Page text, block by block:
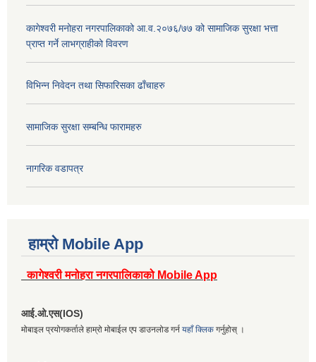
कागेश्वरी मनोहरा नगरपालिकाको आ.व.२०७६/७७ को सामाजिक सुरक्षा भत्ता
प्राप्त गर्ने लाभग्राहीको विवरण
विभिन्न निवेदन तथा सिफारिसका ढाँचाहरु
सामाजिक सुरक्षा सम्बन्धि फारामहरु
नागरिक वडापत्र
हाम्रो Mobile App
कागेश्वरी मनोहरा नगरपालिकाको Mobile App
आई.ओ.एस(IOS)
मोबाइल प्रयोगकर्ताले हाम्रो मोबाईल एप डाउनलोड गर्न यहाँ क्लिक गर्नुहोस् ।